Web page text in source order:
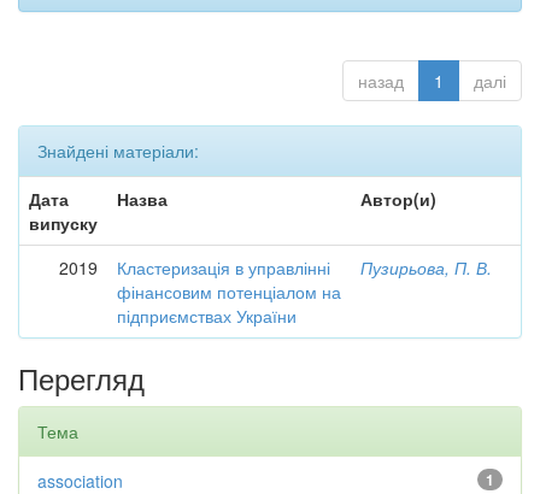
назад 1 далі
Знайдені матеріали:
Дата
випуску
Назва Автор(и)
2019
Кластеризація в управлінні
фінансовим потенціалом на
підприємствах України
Пузирьова, П. В.
Перегляд
Тема
1
association